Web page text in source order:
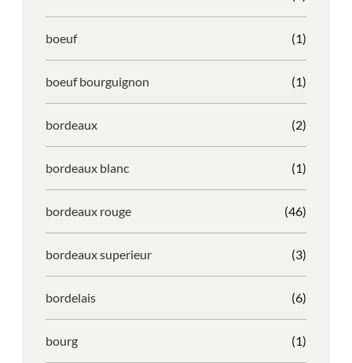
boeuf (1)
boeuf bourguignon (1)
bordeaux (2)
bordeaux blanc (1)
bordeaux rouge (46)
bordeaux superieur (3)
bordelais (6)
bourg (1)